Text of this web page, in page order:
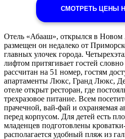
СМОТРЕТЬ ЦЕНЫ
Отель «Абааш», открылся в Новом
размещен он недалеко от
главных улочек города.
лифтом притягивает гостей
рассчитан на 51 номер, гостям
апартаменты Люкс, Гранд Люкс,
отеле открыт ресторан, где
трехразовое питание. Всем
прачечной, вай-фай и охраняемая
перед корпусом. Для детей есть
младенцев подготовлены
располагается удобный пляж из